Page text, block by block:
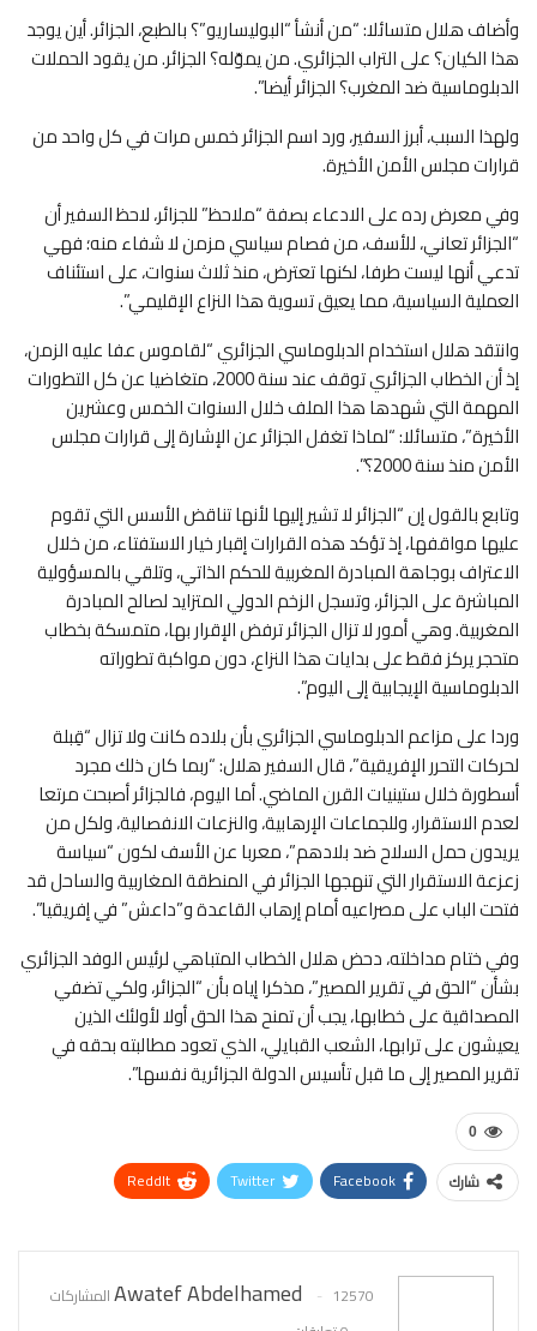
وأضاف هلال متسائلا: “من أنشأ “البوليساريو”؟ بالطبع، الجزائر. أين يوجد
هذا الكيان؟ على التراب الجزائري. من يموّله؟ الجزائر. من يقود الحملات
الدبلوماسية ضد المغرب؟ الجزائر أيضا”.
ولهذا السبب، أبرز السفير، ورد اسم الجزائر خمس مرات في كل واحد من
قرارات مجلس الأمن الأخيرة.
وفي معرض رده على الادعاء بصفة “ملاحظ” للجزائر، لاحظ السفير أن
“الجزائر تعاني، للأسف، من فصام سياسي مزمن لا شفاء منه؛ فهي
تدعي أنها ليست طرفا، لكنها تعترض، منذ ثلاث سنوات، على استئناف
العملية السياسية، مما يعيق تسوية هذا النزاع الإقليمي”.
وانتقد هلال استخدام الدبلوماسي الجزائري “لقاموس عفا عليه الزمن،
إذ أن الخطاب الجزائري توقف عند سنة 2000، متغاضيا عن كل التطورات
المهمة التي شهدها هذا الملف خلال السنوات الخمس وعشرين
الأخيرة”، متسائلا: “لماذا تغفل الجزائر عن الإشارة إلى قرارات مجلس
الأمن منذ سنة 2000؟”.
وتابع بالقول إن “الجزائر لا تشير إليها لأنها تناقض الأسس التي تقوم
عليها مواقفها، إذ تؤكد هذه القرارات إقبار خيار الاستفتاء، من خلال
الاعتراف بوجاهة المبادرة المغربية للحكم الذاتي، وتلقي بالمسؤولية
المباشرة على الجزائر، وتسجل الزخم الدولي المتزايد لصالح المبادرة
المغربية. وهي أمور لا تزال الجزائر ترفض الإقرار بها، متمسكة بخطاب
متحجر يركز فقط على بدايات هذا النزاع، دون مواكبة تطوراته
الدبلوماسية الإيجابية إلى اليوم”.
وردا على مزاعم الدبلوماسي الجزائري بأن بلاده كانت ولا تزال “قِبلة
لحركات التحرر الإفريقية”، قال السفير هلال: “ربما كان ذلك مجرد
أسطورة خلال ستينيات القرن الماضي. أما اليوم، فالجزائر أصبحت مرتعا
لعدم الاستقرار، وللجماعات الإرهابية، والنزعات الانفصالية، ولكل من
يريدون حمل السلاح ضد بلادهم”، معربا عن الأسف لكون “سياسة
زعزعة الاستقرار التي تنهجها الجزائر في المنطقة المغاربية والساحل قد
فتحت الباب على مصراعيه أمام إرهاب القاعدة و”داعش” في إفريقيا”.
وفي ختام مداخلته، دحض هلال الخطاب المتباهي لرئيس الوفد الجزائري
بشأن “الحق في تقرير المصير”، مذكرا إياه بأن “الجزائر، ولكي تضفي
المصداقية على خطابها، يجب أن تمنح هذا الحق أولا لأولئك الذين
يعيشون على ترابها، الشعب القبايلي، الذي تعود مطالبته بحقه في
تقرير المصير إلى ما قبل تأسيس الدولة الجزائرية نفسها”.
0
شارك Facebook
Twitter
ReddIt
Awatef Abdelhamed
12570 المشاركات